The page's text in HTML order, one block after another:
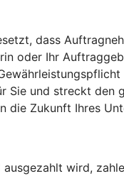
dass
oder Ihr
Sie und streckt
die Zukunft Ihres
wird,